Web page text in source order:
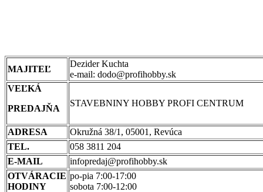
MAJITEĽ
Dezider Kuchta
e-mail: dodo@profihobby.sk
VEĽKÁ
PREDAJŇA
STAVEBNINY HOBBY PROFI CENTRUM
ADRESA
Okružná 38/1, 05001, Revúca
TEL.
058 3811 204
E-MAIL
infopredaj@profihobby.sk
OTVÁRACIE
HODINY
po-pia 7:00-17:00
sobota 7:00-12:00